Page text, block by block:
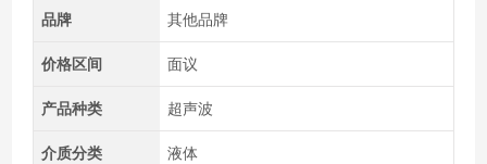
品牌 其他品牌
价格区间 面议
产品种类 超声波
介质分类 液体